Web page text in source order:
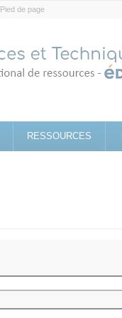
Pied de page
RESSOURCES